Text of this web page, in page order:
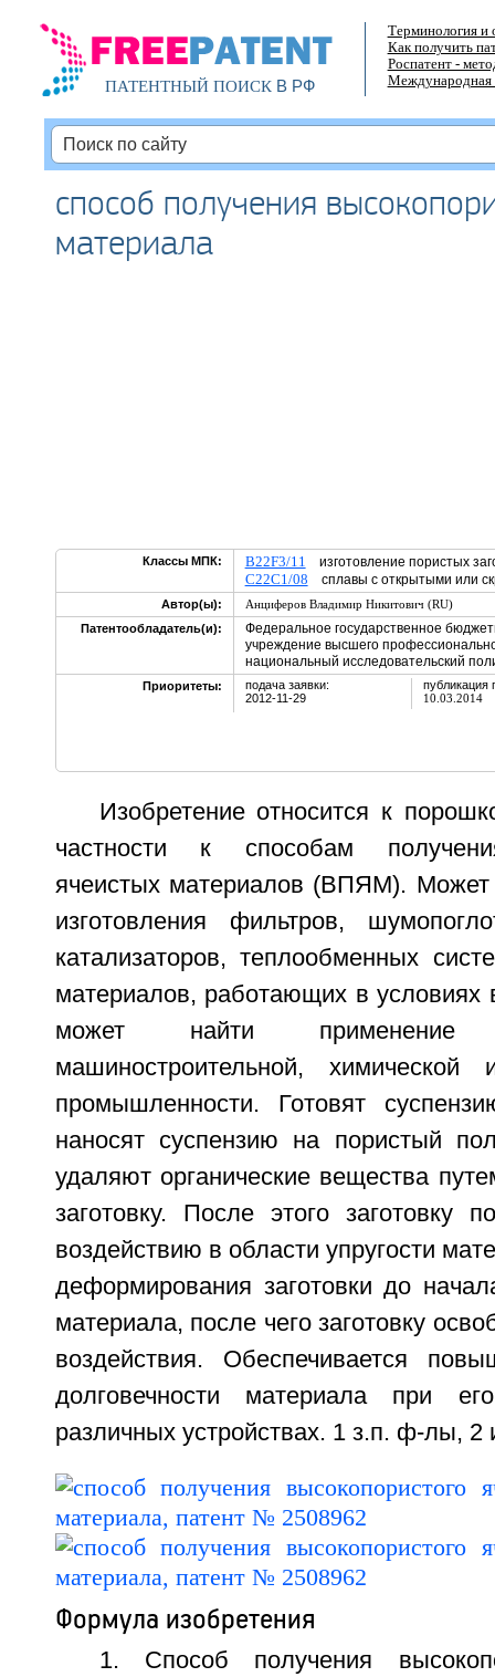
ПАТЕНТНЫЙ ПОИСКВ РФ
Терминология и
Как получить
Роспатент -
Международная
способ получения
материала
Классы МПК: B22F3/11 изготовление пористых
C22C1/08 сплавы с открытыми или
Автор(ы):
Анциферов Владимир Никитович (RU)
Патентообладатель(и):
Федеральное государственное
учреждение высшего
национальный исследовательский
Приоритеты:
подача заявки:
2012-11-29
публикация
10.03.2014
Изобретение относится к
частности к способам
ячеистых материалов (ВПЯМ). Может
изготовления фильтров,
катализаторов, теплообменных
материалов, работающих в условиях
может найти применение
машиностроительной, химической
промышленности. Готовят
наносят суспензию на пористый
удаляют органические вещества
заготовку. После этого заготовку
воздействию в области упругости
деформирования заготовки до
материала, после чего заготовку
воздействия. Обеспечивается
долговечности материала при
различных устройствах. 1 з.п. ф-лы, 2
Формула изобретения
1. Способ получения